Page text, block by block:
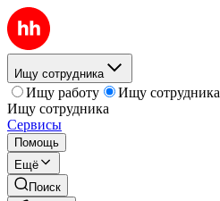
Ищу сотрудника
Ищу работу
Ищу сотрудника
Ищу сотрудника
Сервисы
Помощь
Ещё
Поиск